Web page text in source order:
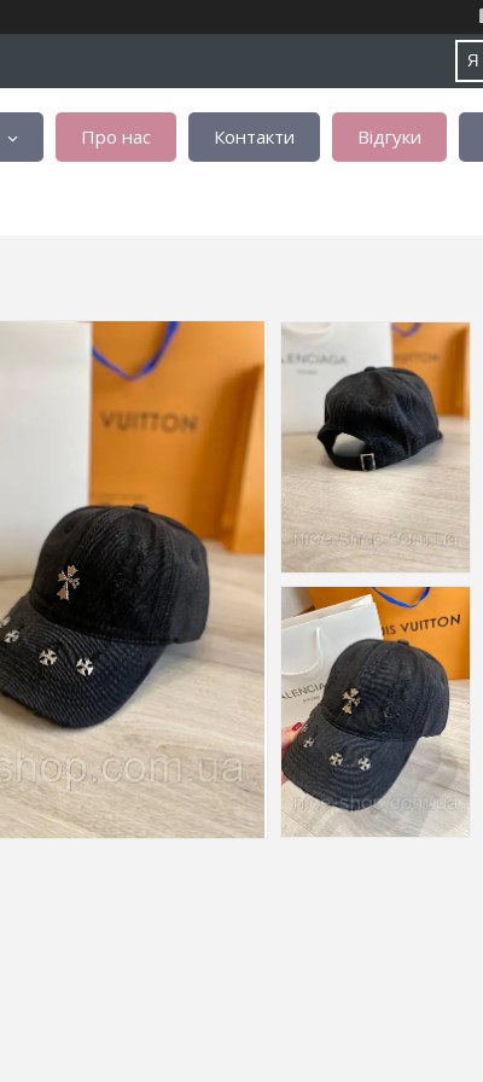
Про нас Контакти Відгуки